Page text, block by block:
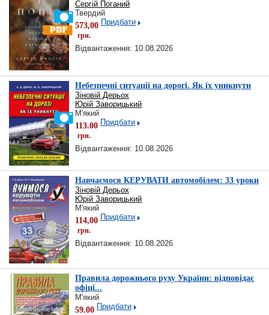
Сергій Поганий
Твердий
573,00
грн.
Придбати
Відвантаження: 10.08.2026
Небезпечні ситуації на дорогі. Як їх уникнути
Зіновій Дерьох
Юрій Заворицький
М'який
113.00
грн.
Придбати
Відвантаження: 10.08.2026
Навчаємося КЕРУВАТИ автомобілем: 33 уроки
Зіновій Дерьох
Юрій Заворицький
М'який
114,00
грн.
Придбати
Відвантаження: 10.08.2026
Правила дорожнього руху України: відповідає
офіці...
М'який
59.00 Придбати